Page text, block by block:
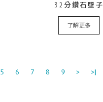
32分鑽石墜子
了解更多
5 6 7 8 9 > >|